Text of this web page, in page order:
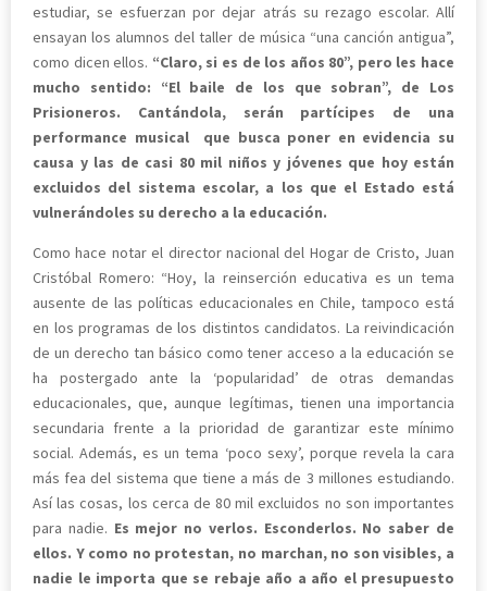
estudiar, se esfuerzan por dejar atrás su rezago escolar. Allí
ensayan los alumnos del taller de música “una canción antigua”,
como dicen ellos. “Claro, si es de los años 80”, pero les hace
mucho sentido: “El baile de los que sobran”, de Los
Prisioneros. Cantándola, serán partícipes de una
performance musical que busca poner en evidencia su
causa y las de casi 80 mil niños y jóvenes que hoy están
excluidos del sistema escolar, a los que el Estado está
vulnerándoles su derecho a la educación.
Como hace notar el director nacional del Hogar de Cristo, Juan
Cristóbal Romero: “Hoy, la reinserción educativa es un tema
ausente de las políticas educacionales en Chile, tampoco está
en los programas de los distintos candidatos. La reivindicación
de un derecho tan básico como tener acceso a la educación se
ha postergado ante la ‘popularidad’ de otras demandas
educacionales, que, aunque legítimas, tienen una importancia
secundaria frente a la prioridad de garantizar este mínimo
social. Además, es un tema ‘poco sexy’, porque revela la cara
más fea del sistema que tiene a más de 3 millones estudiando.
Así las cosas, los cerca de 80 mil excluidos no son importantes
para nadie. Es mejor no verlos. Esconderlos. No saber de
ellos. Y como no protestan, no marchan, no son visibles, a
nadie le importa que se rebaje año a año el presupuesto